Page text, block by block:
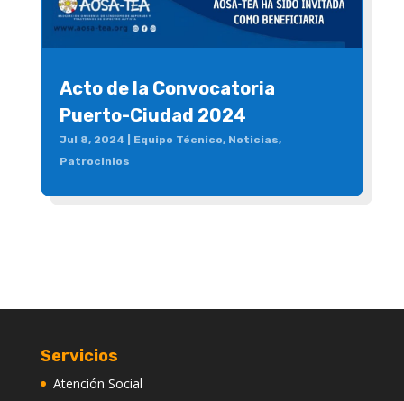
Acto de la Convocatoria
Puerto-Ciudad 2024
Jul 8, 2024 Equipo Técnico, Noticias,
Patrocinios
Servicios
Atención Social